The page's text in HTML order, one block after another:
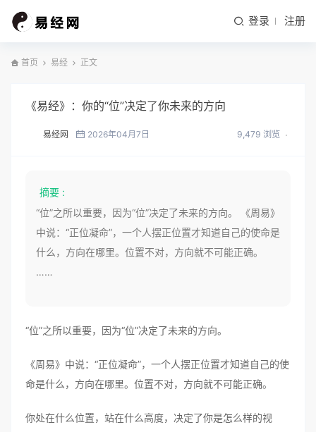
登录 注册
首页 易经 正文
《易经》：你的“位”决定了你未来的方向
易经网 2026年04月7日 9,479 浏览
摘要 :
“位”之所以重要，因为“位”决定了未来的方向。 《周易》
中说：“正位凝命”，一个人摆正位置才知道自己的使命是
什么，方向在哪里。位置不对，方向就不可能正确。
……
“位”之所以重要，因为“位”决定了未来的方向。
《周易》中说：“正位凝命”，一个人摆正位置才知道自己的使
命是什么，方向在哪里。位置不对，方向就不可能正确。
你处在什么位置，站在什么高度，决定了你是怎么样的视